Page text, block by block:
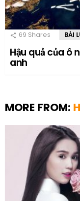
69 Shares BÀI
Hậu quả của ô
anh
MORE FROM: